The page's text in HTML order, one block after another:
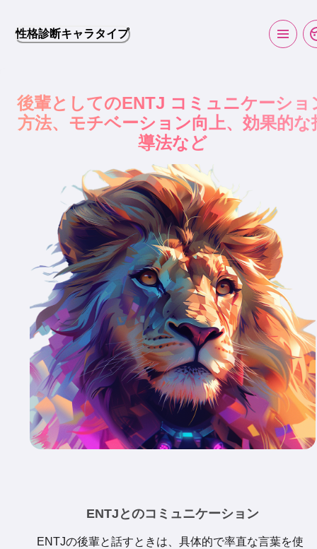
性格診断キャラタイプ
後輩としてのENTJ コミュニケーショ
方法、モチベーション向上、効果的な
導法など
ENTJとのコミュニケーション
ENTJの後輩と話すときは、具体的で率直な言葉を使